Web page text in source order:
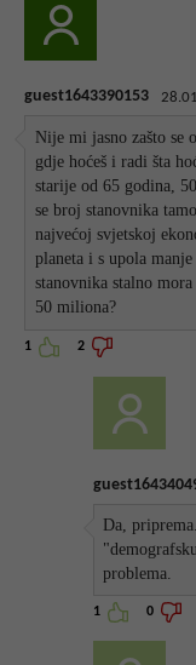
guest1643390153
Nije mi jasno zašto
gdje hoćeš i radi šta
starije od 65 godina,
se broj stanovnika
najvećoj svjetskoj
planeta i s upola
stanovnika stalno
50 miliona?
1 2
Da,
problema.
1 0